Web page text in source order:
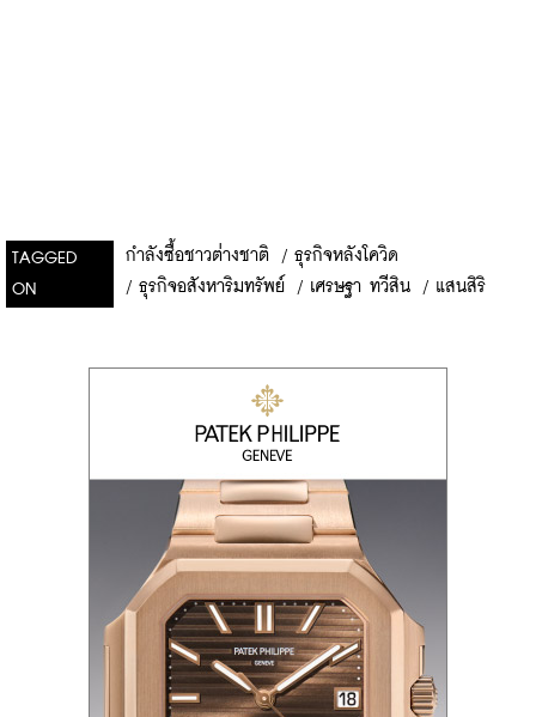
TAGGED
ON
กำลังซื้อชาวต่างชาติ / ธุรกิจหลังโควิด
/ ธุรกิจอสังหาริมทรัพย์ / เศรษฐา ทวีสิน / แสนสิริ